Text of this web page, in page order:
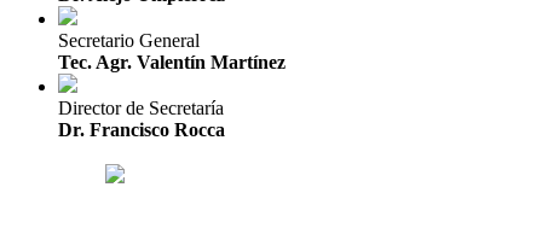
Secretario General
Tec. Agr. Valentín Martínez
Director de Secretaría
Dr. Francisco Rocca